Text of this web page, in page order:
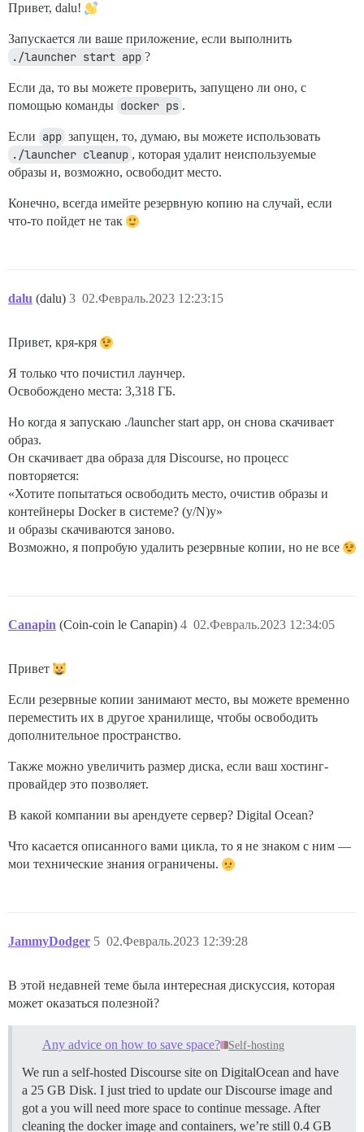
Привет, dalu!
Запускается ли ваше приложение, если выполнить
./launcher start app ?
Если да, то вы можете проверить, запущено ли оно, с
помощью команды docker ps .
Если app запущен, то, думаю, вы можете использовать
./launcher cleanup , которая удалит неиспользуемые
образы и, возможно, освободит место.
Конечно, всегда имейте резервную копию на случай, если
что-то пойдет не так
dalu (dalu) 02.Февраль.2023 12:23:15
3
Привет, кря-кря
Я только что почистил лаунчер.
Освобождено места: 3,318 ГБ.
Но когда я запускаю ./launcher start app, он снова скачивает
образ.
Он скачивает два образа для Discourse, но процесс
повторяется:
«Хотите попытаться освободить место, очистив образы и
контейнеры Docker в системе? (y/N)y»
и образы скачиваются заново.
Возможно, я попробую удалить резервные копии, но не все
Canapin (Coin-coin le Canapin) 02.Февраль.2023 12:34:05
4
Привет
Если резервные копии занимают место, вы можете временно
переместить их в другое хранилище, чтобы освободить
дополнительное пространство.
Также можно увеличить размер диска, если ваш хостинг-
провайдер это позволяет.
В какой компании вы арендуете сервер? Digital Ocean?
Что касается описанного вами цикла, то я не знаком с ним —
мои технические знания ограничены.
JammyDodger 02.Февраль.2023 12:39:28
5
В этой недавней теме была интересная дискуссия, которая
может оказаться полезной?
Any advice on how to save space? Self-hosting
We run a self-hosted Discourse site on DigitalOcean and have
a 25 GB Disk. I just tried to update our Discourse image and
got a you will need more space to continue message. After
cleaning the docker image and containers, we’re still 0.4 GB